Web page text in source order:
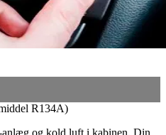
R134A)
anlæg og kold luft i kabinen. Din